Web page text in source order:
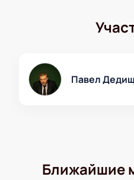
Павел
Ближайшие